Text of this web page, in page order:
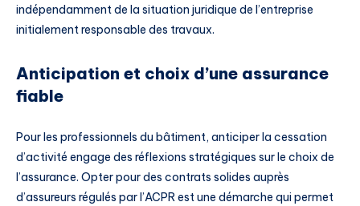
indépendamment de la situation juridique de l’entreprise
initialement responsable des travaux.
Anticipation et choix d’une assurance
fiable
Pour les professionnels du bâtiment, anticiper la cessation
d’activité engage des réflexions stratégiques sur le choix de
l’assurance. Opter pour des contrats solides auprès
d’assureurs régulés par l’ACPR est une démarche qui permet